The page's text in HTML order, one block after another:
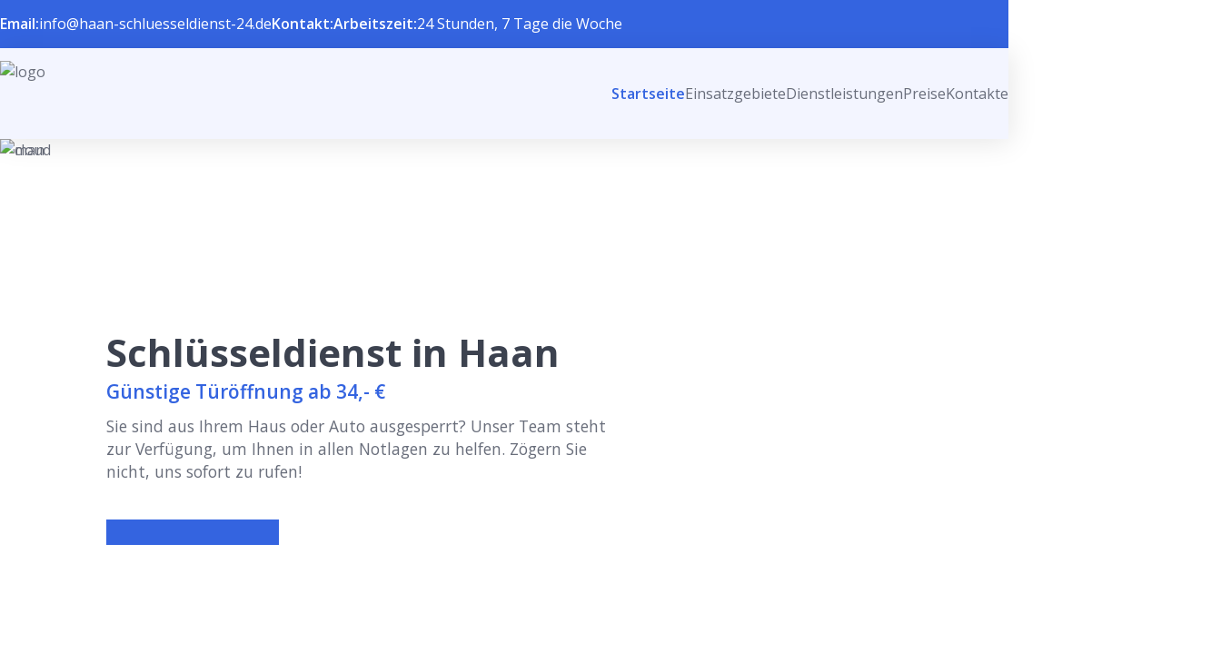
Email:info@haan-schluesseldienst-24.deKontakt:Arbeitszeit:24 Stunden, 7 Tage die Woche
StartseiteEinsatzgebieteDienstleistungenPreiseKontakte
Schlüsseldienst in Haan
Günstige Türöffnung ab 34,- €
Sie sind aus Ihrem Haus oder Auto ausgesperrt? Unser Team steht
zur Verfügung, um Ihnen in allen Notlagen zu helfen. Zögern Sie
nicht, uns sofort zu rufen!